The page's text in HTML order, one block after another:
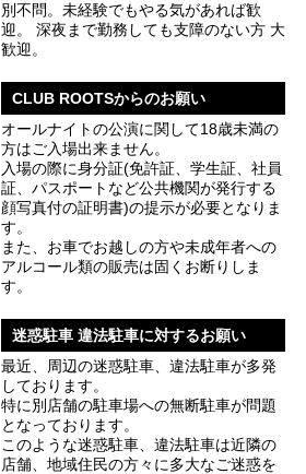
別不問。未経験でもやる気があれば歓
迎。 深夜まで勤務しても支障のない方 大
歓迎。
CLUB ROOTSからのお願い
オールナイトの公演に関して18歳未満の
方はご入場出来ません。
入場の際に身分証(免許証、学生証、社員
証、パスポートなど公共機関が発行する
顔写真付の証明書)の提示が必要となりま
す。
また、お車でお越しの方や未成年者への
アルコール類の販売は固くお断りしま
す。
迷惑駐車 違法駐車に対するお願い
最近、周辺の迷惑駐車、違法駐車が多発
しております。
特に別店舗の駐車場への無断駐車が問題
となっております。
このような迷惑駐車、違法駐車は近隣の
店舗、地域住民の方々に多大なご迷惑を